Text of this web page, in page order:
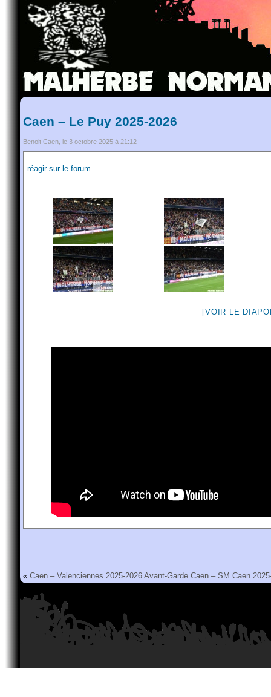
Caen – Le Puy 2025-2026
Benoit Caen, le 3 octobre 2025 à 21:12
réagir sur le forum
[VOIR LE
« Caen – Valenciennes 2025-2026 Avant-Garde Caen – SM Caen